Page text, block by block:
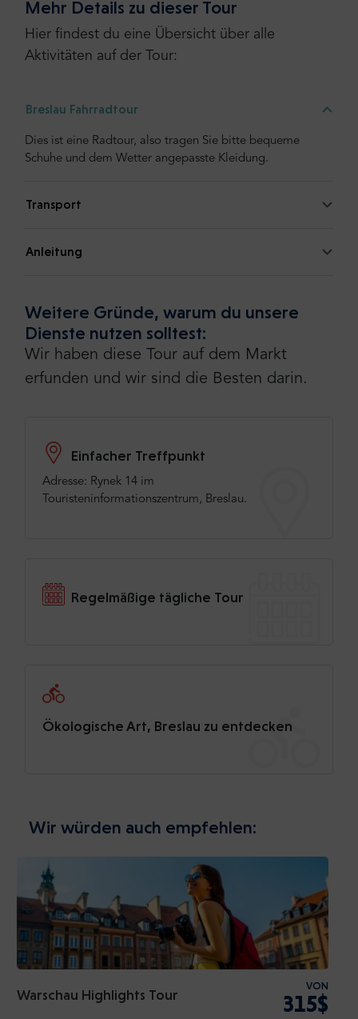
Mehr Details zu dieser Tour
Hier findest du eine Übersicht über alle
Aktivitäten auf der Tour:
Breslau Fahrradtour
Dies ist eine Radtour, also tragen Sie bitte bequeme
Schuhe und dem Wetter angepasste Kleidung.
Transport
Anleitung
Weitere Gründe, warum du unsere
Dienste nutzen solltest:
Wir haben diese Tour auf dem Markt
erfunden und wir sind die Besten darin.
Einfacher Treffpunkt
Adresse: Rynek 14 im
Touristeninformationszentrum, Breslau.
Regelmäßige tägliche Tour
Ökologische Art, Breslau zu entdecken
Wir würden auch empfehlen:
Warschau Highlights Tour
VON
315$